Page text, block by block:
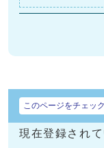
このページをチェッ
現在登録されて